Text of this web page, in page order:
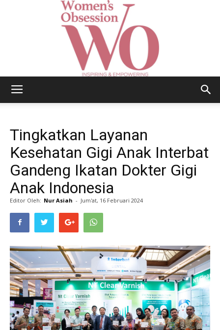
Obsession
|
Career
Style
Tingkatkan Layanan
Kesehatan Gigi Anak Interbat
Gandeng Ikatan Dokter Gigi
Anak Indonesia
Editor Oleh: Nur Asiah - Jum'at, 16 Februari 2024